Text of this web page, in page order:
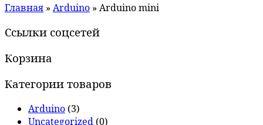
Главная » Arduino » Arduino mini
Ссылки соцсетей
Корзина
Категории товаров
Arduino (3)
Uncategorized (0)